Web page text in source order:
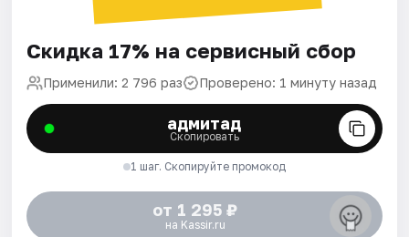
Скидка 17% на сервисный сбор
Применили: 2 796 раз Проверено: 1 минуту назад
адмитад
Скопировать
1 шаг. Скопируйте промокод
от 1 295 ₽
на Kassir.ru